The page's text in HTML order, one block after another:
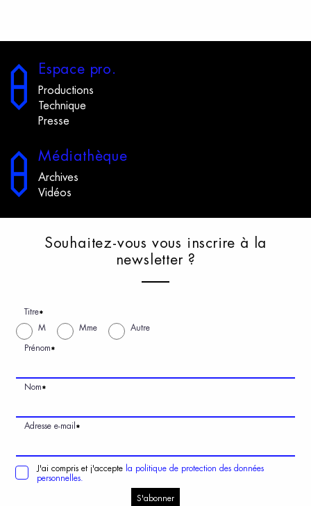
Espace pro.
Productions
Technique
Presse
Médiathèque
Archives
Vidéos
Souhaitez-vous vous i nscrire à
a
newsletter ?
Titre*
M Mme Autre
Prénom*
Nom*
Adresse e-mail *
J'ai compris et j'accepte la politique de protection des données
personnelles.
S'abonner